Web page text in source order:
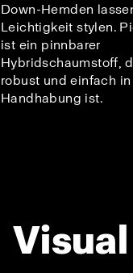
Down-Hemden
Leichtigkeit stylen.
ist ein pinnbarer
Hybridschaumstoff,
robust und einfach
Handhabung ist.